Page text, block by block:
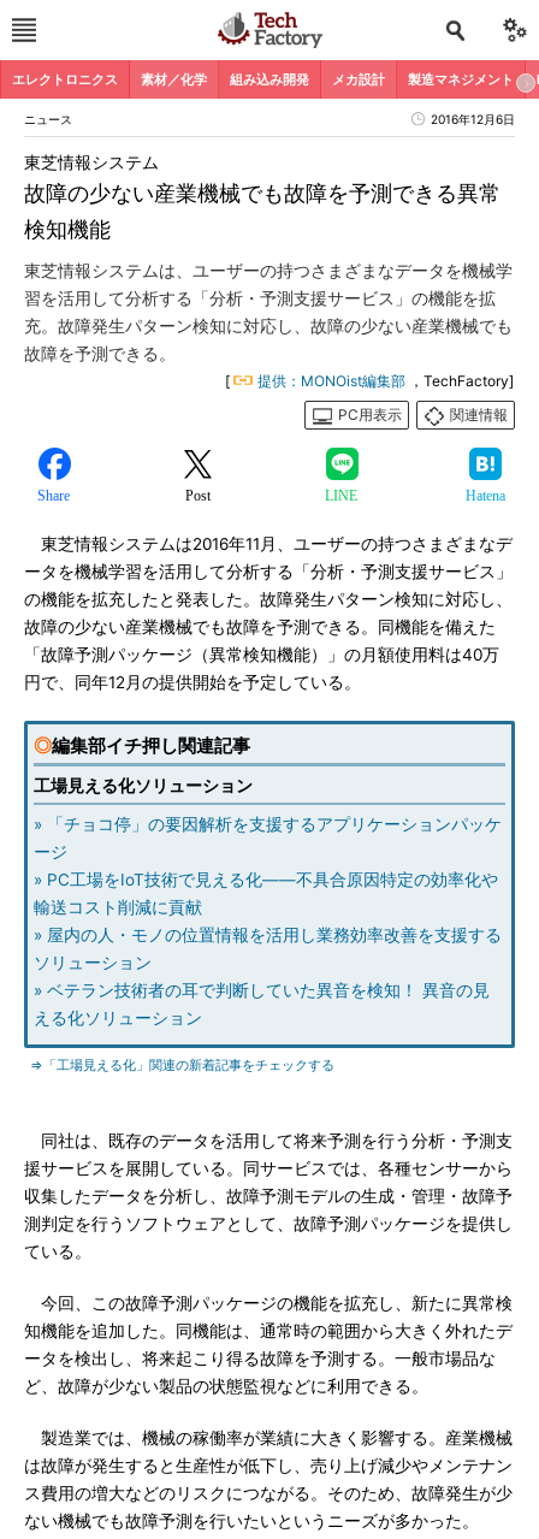
エレクトロニクス 素材／化学 組み込み開発 メカ設計 製造マネジメント
ニュース 2016年12月6日
故障の少ない産業機械でも故障を予測できる異常
検知機能
東芝情報システム
東芝情報システムは、ユーザーの持つさまざまなデータを機械学
習を活用して分析する「分析・予測支援サービス」の機能を拡
充。故障発生パターン検知に対応し、故障の少ない産業機械でも
故障を予測できる。
[ 提供：MONOist編集部 ，TechFactory]
PC用表示
関連情報
Share Post LINE Hatena
東芝情報システムは2016年11月、ユーザーの持つさまざまなデ
ータを機械学習を活用して分析する「分析・予測支援サービス」
の機能を拡充したと発表した。故障発生パターン検知に対応し、
故障の少ない産業機械でも故障を予測できる。同機能を備えた
「故障予測パッケージ（異常検知機能）」の月額使用料は40万
円で、同年12月の提供開始を予定している。
◎編集部イチ押し関連記事
工場見える化ソリューション
» 「チョコ停」の要因解析を支援するアプリケーションパッケ
ージ
» PC工場をIoT技術で見える化――不具合原因特定の効率化や
輸送コスト削減に貢献
» 屋内の人・モノの位置情報を活用し業務効率改善を支援する
ソリューション
» ベテラン技術者の耳で判断していた異音を検知！ 異音の見
える化ソリューション
⇒「工場見える化」関連の新着記事をチェックする
同社は、既存のデータを活用して将来予測を行う分析・予測支
援サービスを展開している。同サービスでは、各種センサーから
収集したデータを分析し、故障予測モデルの生成・管理・故障予
測判定を行うソフトウェアとして、故障予測パッケージを提供し
ている。
今回、この故障予測パッケージの機能を拡充し、新たに異常検
知機能を追加した。同機能は、通常時の範囲から大きく外れたデ
ータを検出し、将来起こり得る故障を予測する。一般市場品な
ど、故障が少ない製品の状態監視などに利用できる。
製造業では、機械の稼働率が業績に大きく影響する。産業機械
は故障が発生すると生産性が低下し、売り上げ減少やメンテナン
ス費用の増大などのリスクにつながる。そのため、故障発生が少
ない機械でも故障予測を行いたいというニーズが多かった。